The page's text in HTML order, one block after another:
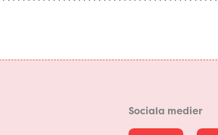
Sociala medier